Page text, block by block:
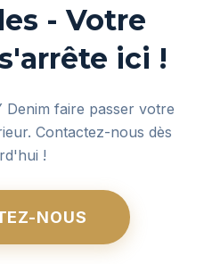
- Votre
ici !
Denim faire passer votre
Contactez-nous dès
!
NOUS